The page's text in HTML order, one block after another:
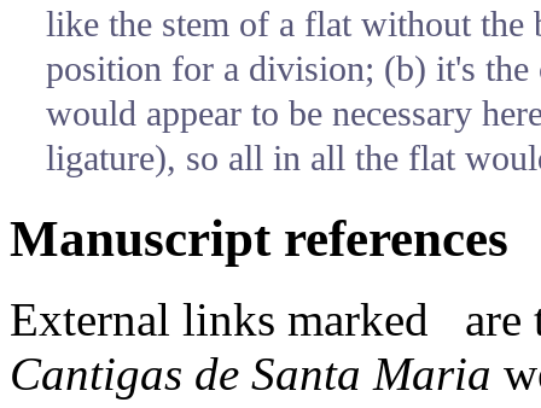
like the stem of a flat without the
position for a division; (b) it's
would appear to be necessary
ligature), so all in all the flat
Manuscript references
External links marked
are
Cantigas de Santa Maria